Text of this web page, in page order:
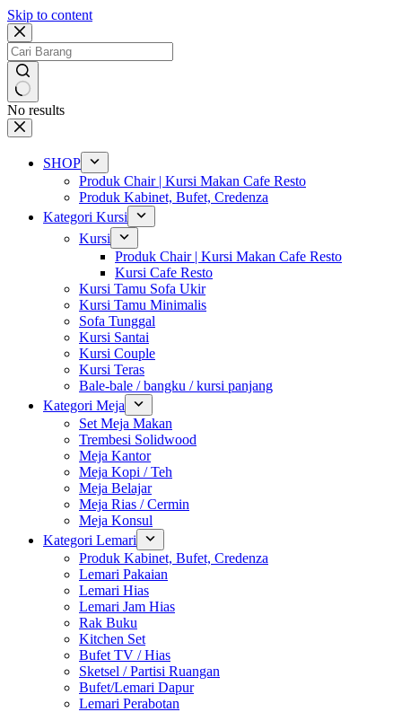
Skip to content
No results
SHOP
Produk Chair | Kursi Makan Cafe Resto
Produk Kabinet, Bufet, Credenza
Kategori Kursi
Kursi
Produk Chair | Kursi Makan Cafe Resto
Kursi Cafe Resto
Kursi Tamu Sofa Ukir
Kursi Tamu Minimalis
Sofa Tunggal
Kursi Santai
Kursi Couple
Kursi Teras
Bale-bale / bangku / kursi panjang
Kategori Meja
Set Meja Makan
Trembesi Solidwood
Meja Kantor
Meja Kopi / Teh
Meja Belajar
Meja Rias / Cermin
Meja Konsul
Kategori Lemari
Produk Kabinet, Bufet, Credenza
Lemari Pakaian
Lemari Hias
Lemari Jam Hias
Rak Buku
Kitchen Set
Bufet TV / Hias
Sketsel / Partisi Ruangan
Bufet/Lemari Dapur
Lemari Perabotan